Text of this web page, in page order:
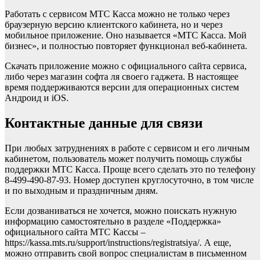
Работать с сервисом МТС Касса можно не только через
браузерную версию клиентского кабинета, но и через
мобильное приложение. Оно называется «МТС Касса. Мой
бизнес», и полностью повторяет функционал веб-кабинета.
Скачать приложение можно с официального сайта сервиса,
либо через магазин софта ля своего гаджета. В настоящее
время поддерживаются версии для операционных систем
Андроид и iOS.
Контактные данные для связи
При любых затруднениях в работе с сервисом и его личным
кабинетом, пользователь может получить помощь службы
поддержки МТС Касса. Проще всего сделать это по телефону
8-499-490-87-93. Номер доступен круглосуточно, в том числе
и по выходным и праздничным дням.
Если дозваниваться не хочется, можно поискать нужную
информацию самостоятельно в разделе «Поддержка»
официального сайта МТС Кассы –
https://kassa.mts.ru/support/instructions/registratsiya/. А еще,
можно отправить свой вопрос специалистам в письменном